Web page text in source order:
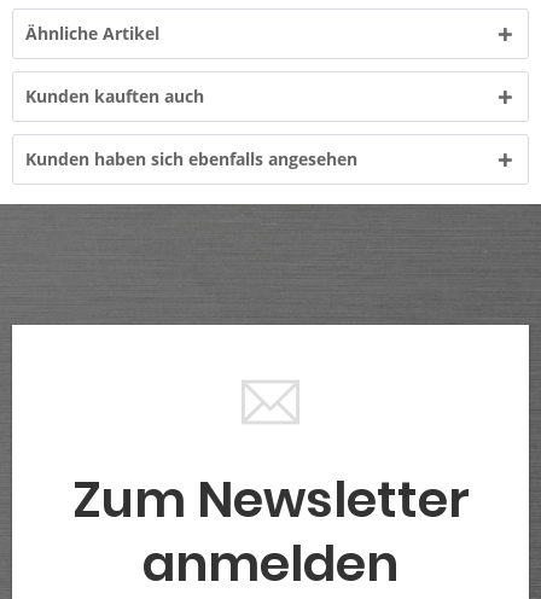
Ähnliche Artikel
Kunden kauften auch
Kunden haben sich ebenfalls angesehen
Zum Newsletter
anmelden